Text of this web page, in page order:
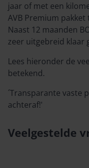
jaar of met een
AVB Premium
Naast 12 maanden
zeer uitgebreid klaar
Lees hieronder de
betekend.
´Transparante vaste
achteraf!'
Veelgestelde